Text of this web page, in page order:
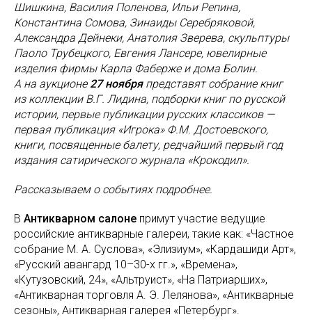
Шишкина, Василия Поленова, Ильи Репина,
Константина Сомова, Зинаиды Серебряковой,
Александра Дейнеки, Анатолия Зверева, скульптуры
Паоло Трубецкого, Евгения Лансере, ювелирные
изделия фирмы Карла Фаберже и дома Болин.
А на аукционе 27 ноябряпредставят собрание книг
из коллекции В.Г. Лидина, подборки книг по русской
истории, первые публикации русских классиков —
первая публикация «Игрока» Ф.М. Достоевского,
книги, посвященные балету, редчайший первый год
издания сатирического журнала «Крокодил».
Рассказываем о событиях подробнее.
В Антикварном салоне примут участие ведущие
российские антикварные галереи, такие как: «Частное
собрание М. А. Суслова», «Элизиум», «Кардашиди Арт»,
«Русский авангард 10–30-х гг.», «Времена»,
«Кутузовский, 24», «Альтруист», «На Патриарших»,
«Антикварная торговля А. Э. Лелянова», «Антикварные
сезоны», Антикварная галерея «Петербург».